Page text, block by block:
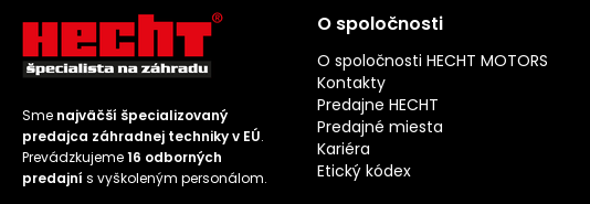
Sme najväčší špecializovaný
predajca záhradnej techniky v EÚ.
Prevádzkujeme16 odborných
predajní s vyškoleným personálom.
O spoločnosti
O spoločnosti HECHT MOTORS
Kontakty
Predajne HECHT
Predajné miesta
Kariéra
Etický kódex